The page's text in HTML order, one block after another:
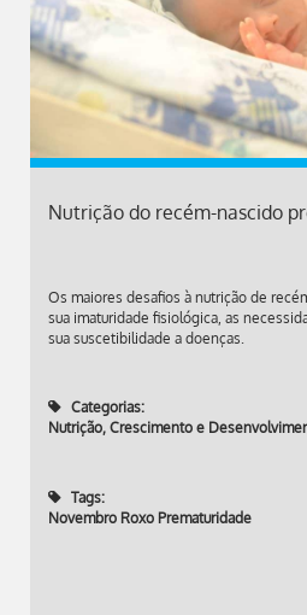
Nutrição do recém-nascido
Os maiores desafios à nutrição de
sua imaturidade fisiológica, as
sua suscetibilidade a doenças.
Categorias:
Nutrição, Crescimento e
Tags:
Novembro Roxo Prematuridade